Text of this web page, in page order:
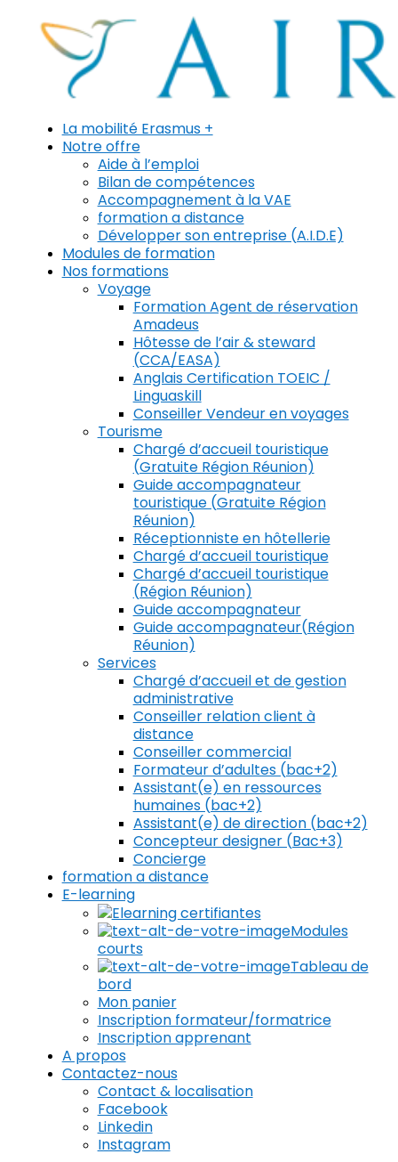
La mobilité Erasmus +
Notre offre
Aide à l’emploi
Bilan de compétences
Accompagnement à la VAE
formation a distance
Développer son entreprise (A.I.D.E)
Modules de formation
Nos formations
Voyage
Formation Agent de réservation
Amadeus
Hôtesse de l’air & steward
(CCA/EASA)
Anglais Certification TOEIC /
Linguaskill
Conseiller Vendeur en voyages
Tourisme
Chargé d’accueil touristique
(Gratuite Région Réunion)
Guide accompagnateur
touristique (Gratuite Région
Réunion)
Réceptionniste en hôtellerie
Chargé d’accueil touristique
Chargé d’accueil touristique
(Région Réunion)
Guide accompagnateur
Guide accompagnateur(Région
Réunion)
Services
Chargé d’accueil et de gestion
administrative
Conseiller relation client à
distance
Conseiller commercial
Formateur d’adultes (bac+2)
Assistant(e) en ressources
humaines (bac+2)
Assistant(e) de direction (bac+2)
Concepteur designer (Bac+3)
Concierge
formation a distance
E-learning
Elearning certifiantes
Modules
courts
Tableau de
bord
Mon panier
Inscription formateur/formatrice
Inscription apprenant
A propos
Contactez-nous
Contact & localisation
Facebook
Linkedin
Instagram